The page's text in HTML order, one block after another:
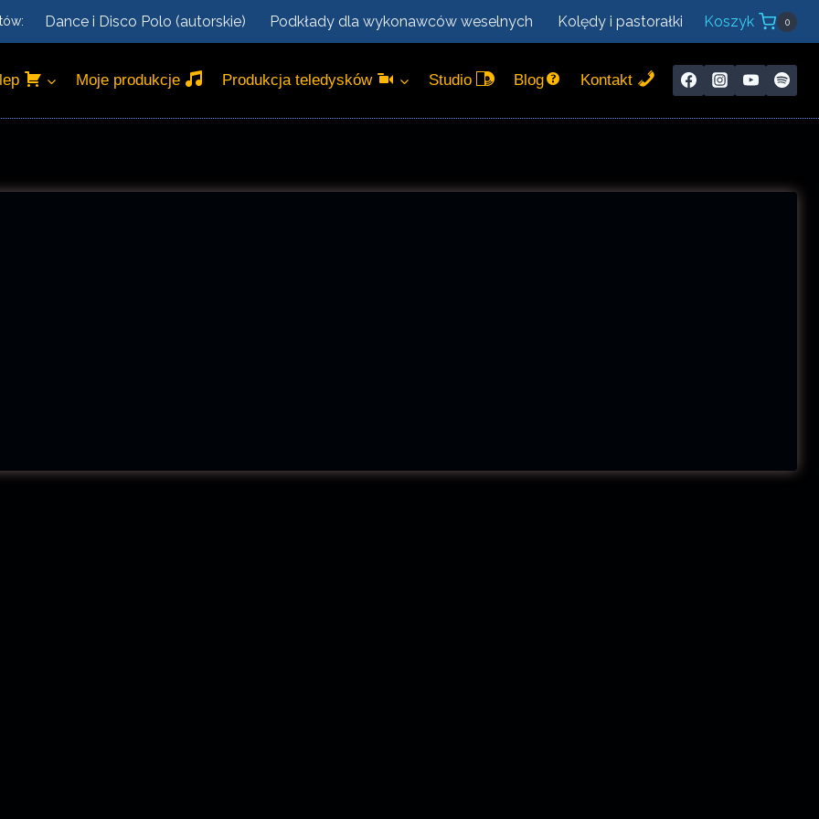
Dance i Disco Polo (autorskie) Podkłady dla wykonawców weselnych Kolędy i pastorałki Koszyk 0
Moje produkcje Produkcja teledysków Studio Blog Kontakt